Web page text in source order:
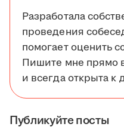
Разработала
проведения
помогает оценить
Пишите мне прямо
и всегда открыта к
Публикуйте посты